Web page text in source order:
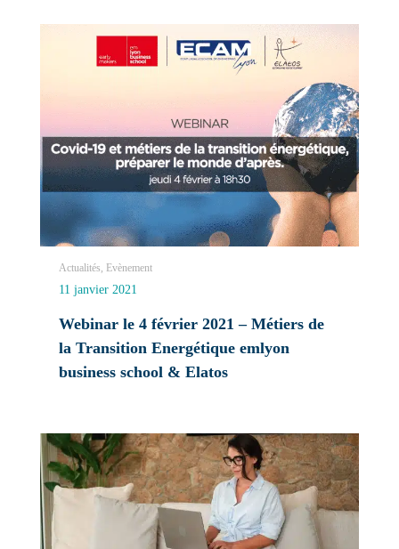
Actualités, Evènement
11 janvier 2021
Webinar le 4 février 2021 – Métiers de
la Transition Energétique emlyon
business school & Elatos